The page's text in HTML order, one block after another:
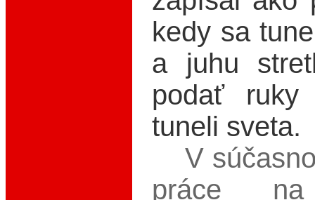
kedy sa
a juhu
podať ruky
tuneli sveta.
V
práce na